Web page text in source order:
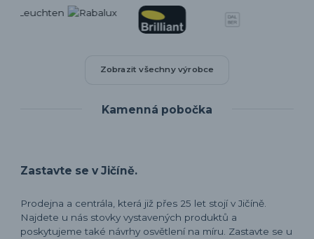
Zobrazit všechny výrobce
Kamenná pobočka
Zastavte se v Jičíně.
Prodejna a centrála, která již přes 25 let stojí v Jičíně.
Najdete u nás stovky vystavených produktů a
poskytujeme také návrhy osvětlení na míru. Zastavte se u